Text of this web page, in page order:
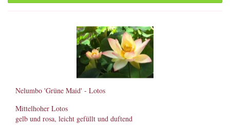
Nelumbo 'Grüne Maid' - Lotos
Mittelhoher Lotos
gelb und rosa, leicht gefüllt und duftend